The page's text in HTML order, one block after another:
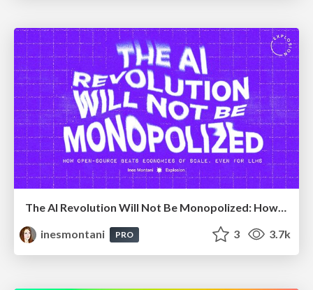
The AI Revolution Will Not Be Monopolized: How open-source beats economies of scale, even for LLMs
inesmontani
PRO 3 3.7k